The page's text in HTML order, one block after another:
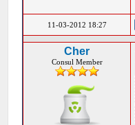
11-03-2012 18:27
Cher
Consul Member